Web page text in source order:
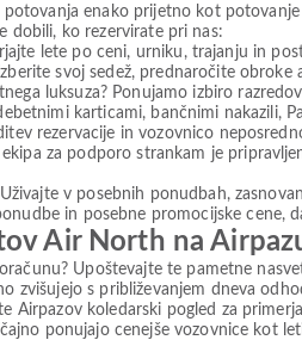
enako prijetno kot
dobili, ko rezervirate pri nas:
lete po ceni, urniku, trajanju in
svoj sedež, prednaročite obroke
luksuza? Ponujamo izbiro
karticami, bančnimi nakazili,
rezervacije in vozovnico
za podporo strankam je
v posebnih ponudbah,
in posebne promocijske
Air North na
Upoštevajte te pametne
zvišujejo s približevanjem dneva
Airpazov koledarski pogled za
ponujajo cenejše vozovnice kot